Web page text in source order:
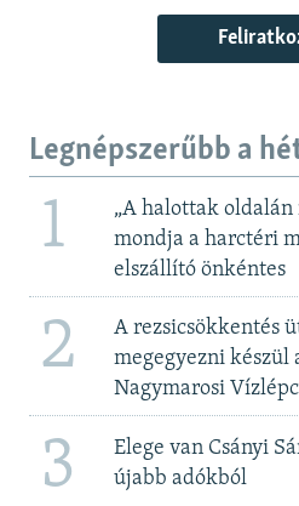
Legnépszerűbb a
1
„A halottak oldalán
mondja a harctéri
elszállító önkéntes
2
A rezsicsökkentés
megegyezni készül
Nagymarosi
3
Elege van Csányi
újabb adókból